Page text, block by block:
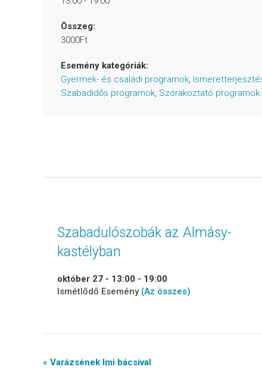
Összeg:
3000Ft
Esemény kategóriák:
Gyermek- és családi programok
Szabadidős programok Szórakoztató programok
Szabadulószobák az Almásy-
kastélyban
október 27 - 13:00 - 19:00
Ismétlődő Esemény (Az összes)
Event
« Varázsének Imi bácsival